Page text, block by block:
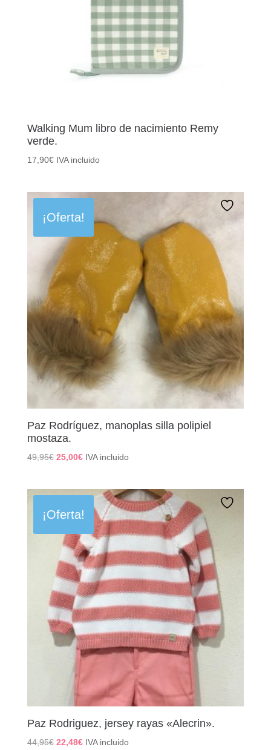
Walking Mum libro de nacimiento Remy
verde.
17,90€ IVA incluido
¡Oferta!
Paz Rodríguez, manoplas silla polipiel
mostaza.
49,95€ El
era:
49,95€.
25,00€El
es:
25,00€.
IVA incluido
¡Oferta!
Paz Rodriguez, jersey rayas «Alecrin».
44,95€ El
22,48€ElIVA incluido